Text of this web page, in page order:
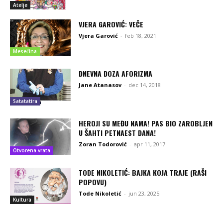
Atelje
Mesečina
VJERA GAROVIĆ: VEČE
Vjera Garović - feb 18, 2021
Satatatira
DNEVNA DOZA AFORIZMA
Jane Atanasov - dec 14, 2018
Otvorena vrata
HEROJI SU MEĐU NAMA! PAS BIO ZAROBLJEN
U ŠAHTI PETNAEST DANA!
Zoran Todorović - apr 11, 2017
Kultura
TODE NIKOLETIĆ: BAJKA KOJA TRAJE (RAŠI
POPOVU)
Tode Nikoletić - jun 23, 2025